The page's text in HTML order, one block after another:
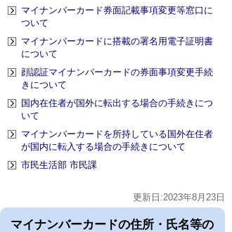
マイナンバーカード券面記載事項変更等窓口に
ついて
マイナンバーカードに搭載の署名用電子証明書
について
顔認証マイナンバーカードの券面事項変更手続
きについて
国内在住者が国外に転出する場合の手続きにつ
いて
マイナンバーカードを所持している国外在住者
が国内に転入する場合の手続きについて
市民生活部 市民課
更新日:2023年8月23日
マイナンバーカードの住所・氏名等の